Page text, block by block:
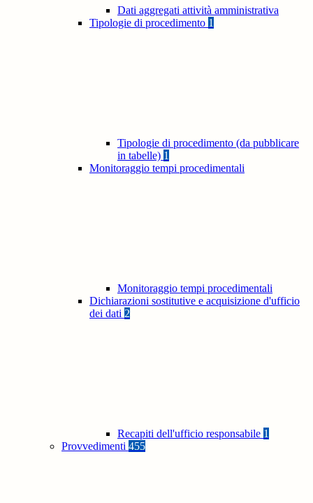
Dati aggregati attività amministrativa
Tipologie di procedimento 1
Tipologie di procedimento (da pubblicare
in tabelle) 1
Monitoraggio tempi procedimentali
Monitoraggio tempi procedimentali
Dichiarazioni sostitutive e acquisizione d'ufficio
dei dati 2
Recapiti dell'ufficio responsabile 1
Provvedimenti 455